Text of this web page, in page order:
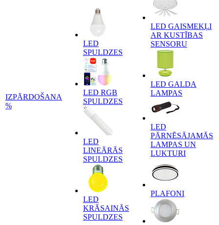
IZPĀRDOŠANA
%
LED
SPULDZES
LED RGB
SPULDZES
LED
LINEĀRĀS
SPULDZES
LED
KRĀSAINĀS
SPULDZES
LED GAISMEKĻI
AR KUSTĪBAS
SENSORU
LED GALDA
LAMPAS
LED
PĀRNĒSĀJAMĀS
LAMPAS UN
LUKTURI
PLAFONI